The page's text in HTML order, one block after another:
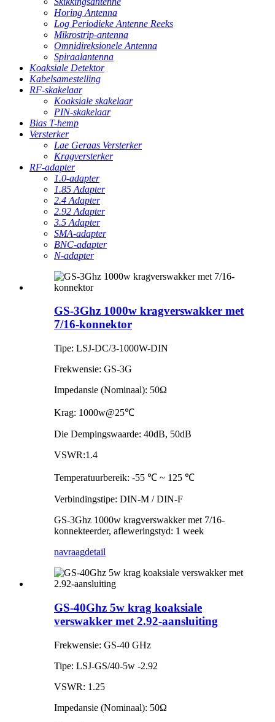
Horing Antenna
Log Periodieke Antenne Reeks
Mikrostrip-antenna
Omnidireksionele Antenna
Spiraalantenna
Koaksiale Detektor
Kabelsamestelling
RF-skakelaar
Koaksiale skakelaar
PIN-skakelaar
Bias T-hemp
Versterker
Lae Geraas Versterker
Kragversterker
RF-adapter
1.0-adapter
1.85 Adapter
2.4 Adapter
2.92 Adapter
3.5 Adapter
SMA-adapter
BNC-adapter
N-adapter
GS-3Ghz 1000w kragverswakker met
7/16-konnektor
Tipe: LSJ-DC/3-1000W-DIN
Frekwensie: GS-3G
Impedansie (Nominaal): 50Ω
Krag: 1000w@25℃
Die Dempingswaarde: 40dB, 50dB
VSWR:1.4
Temperatuurbereik: -55 ℃ ~ 125 ℃
Verbindingstipe: DIN-M / DIN-F
GS-3Ghz 1000w kragverswakker met 7/16-
konnekteerder, afleweringstyd: 1 week
navraagdetail
GS-40Ghz 5w krag koaksiale
verswakker met 2.92-aansluiting
Frekwensie: GS-40 GHz
Tipe: LSJ-GS/40-5w -2.92
VSWR: 1.25
Impedansie (Nominaal): 50Ω